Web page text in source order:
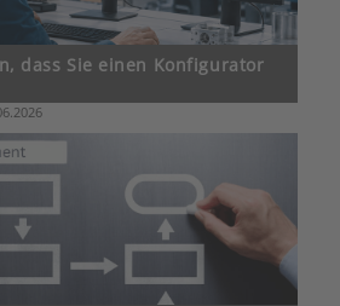
dass Sie einen Konfigurator